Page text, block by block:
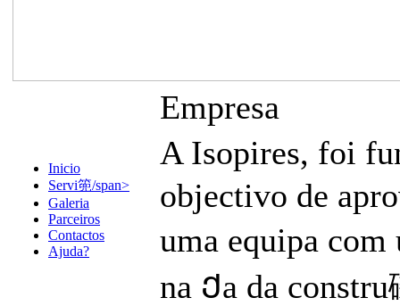
Inicio
Servi篼/span>
Galeria
Parceiros
Contactos
Ajuda?
Empresa
A Isopires, foi
objectivo de
uma equipa
na Ქa da